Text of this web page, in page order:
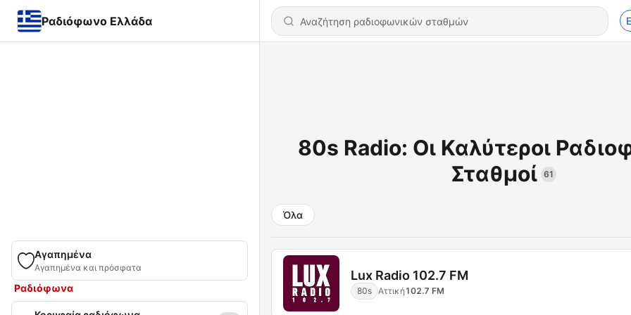
Ραδιόφωνο Ελλάδα
Αγαπημένα
Αγαπημένα και πρόσφατα
Ραδιόφωνα
80s Radio: Οι Καλύτεροι
Σταθμοί
61
Όλα
Lux Radio 102.7 FM
80s Αττική102.7 FM